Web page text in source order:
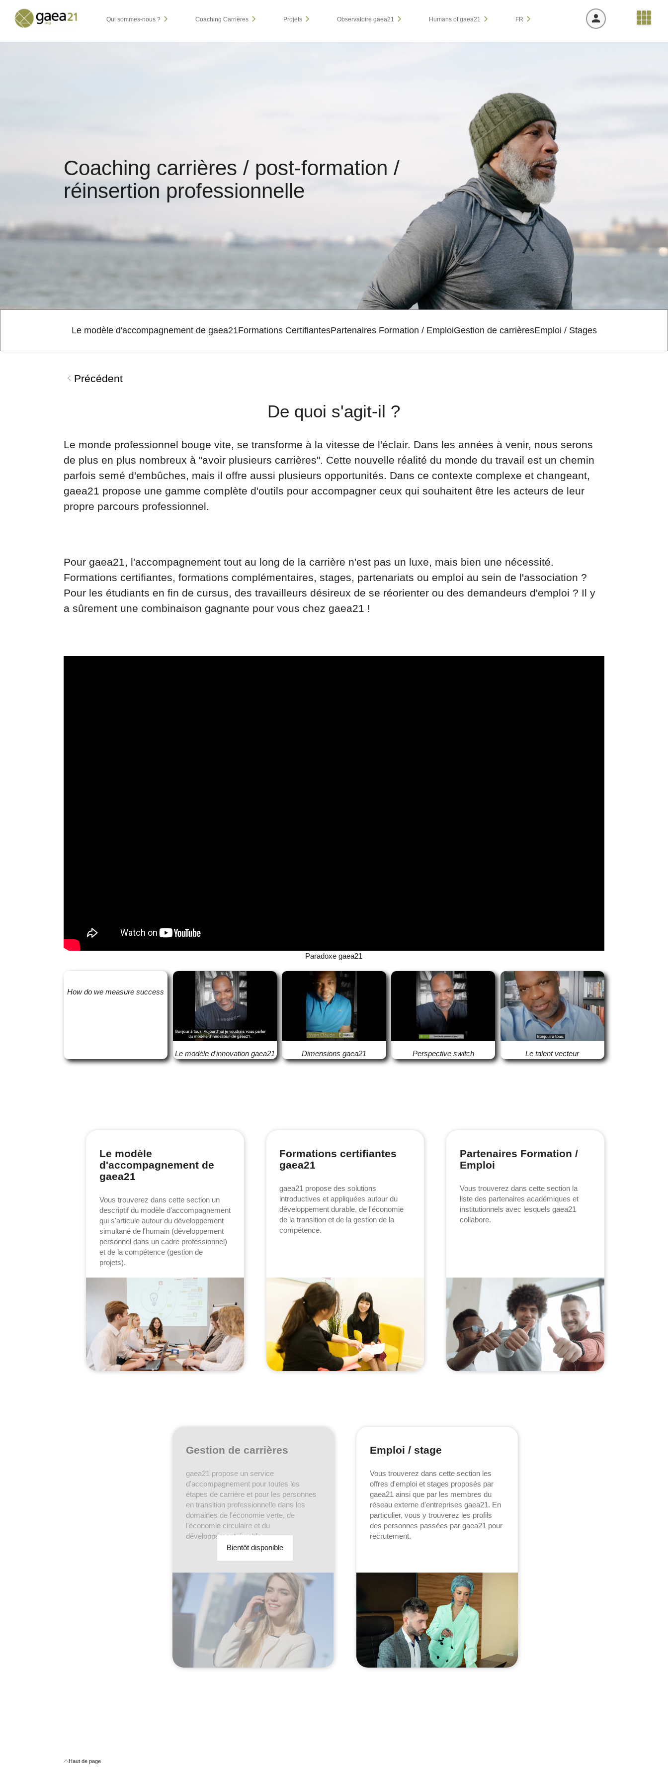
Qui sommes-nous ? Coaching Carrières Projets Observatoire gaea21 Humans of gaea21 FR
Coaching carrières / post-formation /
réinsertion professionnelle
Le modèle d'accompagnement de gaea21Formations CertifiantesPartenaires Formation / EmploiGestion de carrièresEmploi / Stages
Précédent
De quoi s'agit-il ?
Le monde professionnel bouge vite, se transforme à la vitesse de l'éclair. Dans les années à venir, nous serons
de plus en plus nombreux à "avoir plusieurs carrières". Cette nouvelle réalité du monde du travail est un chemin
parfois semé d'embûches, mais il offre aussi plusieurs opportunités. Dans ce contexte complexe et changeant,
gaea21 propose une gamme complète d'outils pour accompagner ceux qui souhaitent être les acteurs de leur
propre parcours professionnel.
Pour gaea21, l'accompagnement tout au long de la carrière n'est pas un luxe, mais bien une nécessité.
Formations certifiantes, formations complémentaires, stages, partenariats ou emploi au sein de l'association ?
Pour les étudiants en fin de cursus, des travailleurs désireux de se réorienter ou des demandeurs d'emploi ? Il y
a sûrement une combinaison gagnante pour vous chez gaea21 !
Paradoxe gaea21
How do we measure success
Le modèle d'innovation gaea21 Dimensions gaea21 Perspective switch Le talent vecteur
Le modèle
d'accompagnement de
gaea21
Vous trouverez dans cette section un
descriptif du modèle d'accompagnement
qui s'articule autour du développement
simultané de l'humain (développement
personnel dans un cadre professionnel)
et de la compétence (gestion de
projets).
Formations certifiantes
gaea21
gaea21 propose des solutions
introductives et appliquées autour du
développement durable, de l'économie
de la transition et de la gestion de la
compétence.
Partenaires Formation /
Emploi
Vous trouverez dans cette section la
liste des partenaires académiques et
institutionnels avec lesquels gaea21
collabore.
Gestion de carrières
gaea21 propose un service
d'accompagnement pour toutes les
étapes de carrière et pour les personnes
en transition professionnelle dans les
domaines de l'économie verte, de
l'économie circulaire et du
développement durable.
Emploi / stage
Vous trouverez dans cette section les
offres d'emploi et stages proposés par
gaea21 ainsi que par les membres du
réseau externe d'entreprises gaea21. En
particulier, vous y trouverez les profils
des personnes passées par gaea21 pour
recrutement.
Haut de page